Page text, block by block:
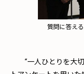
質問に答え
“一人ひとりを大切